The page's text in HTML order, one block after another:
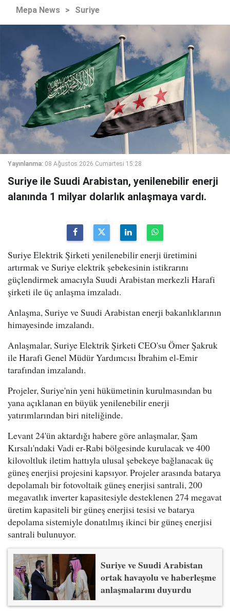
Mepa News > Suriye
Yayınlanma: 08 Ağustos 2026 Cumartesi 15:28
Suriye ile Suudi Arabistan, yenilenebilir enerji
alanında 1 milyar dolarlık anlaşmaya vardı.
Suriye Elektrik Şirketi yenilenebilir enerji üretimini
artırmak ve Suriye elektrik şebekesinin istikrarını
güçlendirmek amacıyla Suudi Arabistan merkezli Harafi
şirketi ile üç anlaşma imzaladı.
Anlaşma, Suriye ve Suudi Arabistan enerji bakanlıklarının
himayesinde imzalandı.
Anlaşmalar, Suriye Elektrik Şirketi CEO'su Ömer Şakruk
ile Harafi Genel Müdür Yardımcısı İbrahim el-Emir
tarafından imzalandı.
Projeler, Suriye'nin yeni hükümetinin kurulmasından bu
yana açıklanan en büyük yenilenebilir enerji
yatırımlarından biri niteliğinde.
Levant 24'ün aktardığı habere göre anlaşmalar, Şam
Kırsalı'ndaki Vadi er-Rabi bölgesinde kurulacak ve 400
kilovoltluk iletim hattıyla ulusal şebekeye bağlanacak üç
güneş enerjisi projesini kapsıyor. Projeler arasında batarya
depolamalı bir fotovoltaik güneş enerjisi santrali, 200
megavatlık inverter kapasitesiyle desteklenen 274 megavat
üretim kapasiteli bir güneş enerjisi tesisi ve batarya
depolama sistemiyle donatılmış ikinci bir güneş enerjisi
santrali bulunuyor.
Suriye ve Suudi Arabistan
ortak havayolu ve haberleşme
anlaşmalarını duyurdu